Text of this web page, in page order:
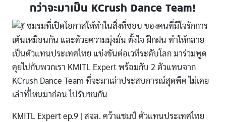
กว่าจะมาเป็น KCrush Dance Team!
ชมรมที่เปิดโอกาสให้ทำในสิ่งที่ชอบ ของคนที่มีใจรักการ
เต้นเหมือนกัน และด้วยความมุ่งมั่น ตั้งใจ ฝึกฝน ทำให้กลาย
เป็นตัวแทนประเทศไทย แข่งขันต่อเวทีระดับโลก มาร่วมพูด
คุยไปกับพวกเรา KMITL Expert พร้อมกับ 2 ตัวแทนจาก
KCrush Dance Team ที่จะมาเล่าประสบการณ์สุดพีค ไม่เคย
เล่าที่ไหนมาก่อน ไปรับชมกัน
KMITL Expert ep.9 | สจล. คว้าแชมป์ ตัวแทนประเทศไทย